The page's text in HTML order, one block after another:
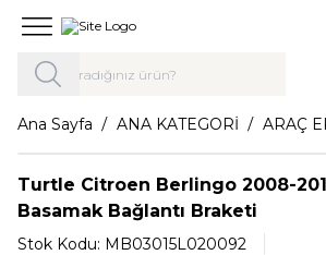
Ana Sayfa ANA KATEGORİ ARAÇ
Turtle Citroen Berlingo 2008-
Basamak Bağlantı Braketi
Stok Kodu: MB03015L020092